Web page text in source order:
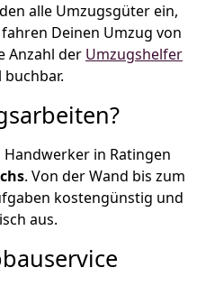
alle Umzugsgüter ein,
Deinen Umzug von
Anzahl der Umzugshelfer
buchbar.
in Ratingen
. Von der Wand bis zum
kostengünstig und
aus.